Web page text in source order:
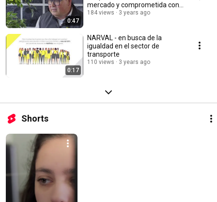
0:47
mercado y comprometida con
los clientes
184 views 3 years ago
0:17
NARVAL - en busca de la
igualdad en el sector de
transporte
110 views 3 years ago
Shorts